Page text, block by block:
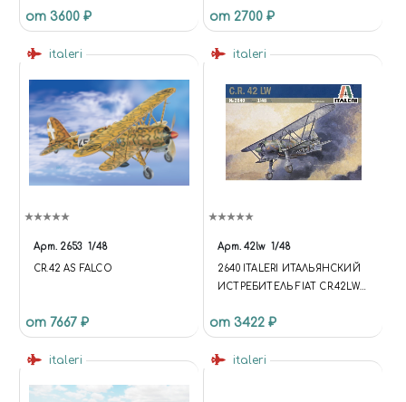
от 3600 ₽ от 2700 ₽
italeri
Арт. 2653 1/48
CR.42 AS FALCO
от 7667 ₽
italeri
Арт. 42lw 1/48
2640 ITALERI ИТАЛЬЯНСКИЙ
ИСТРЕБИТЕЛЬ FIAT CR.42LW
от 3422 ₽
italeri italeri